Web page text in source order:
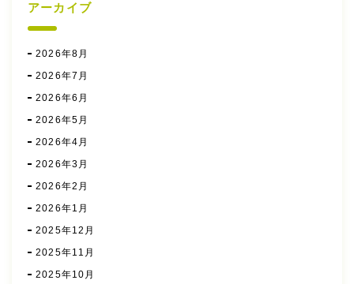
アーカイブ
2026年8月
2026年7月
2026年6月
2026年5月
2026年4月
2026年3月
2026年2月
2026年1月
2025年12月
2025年11月
2025年10月